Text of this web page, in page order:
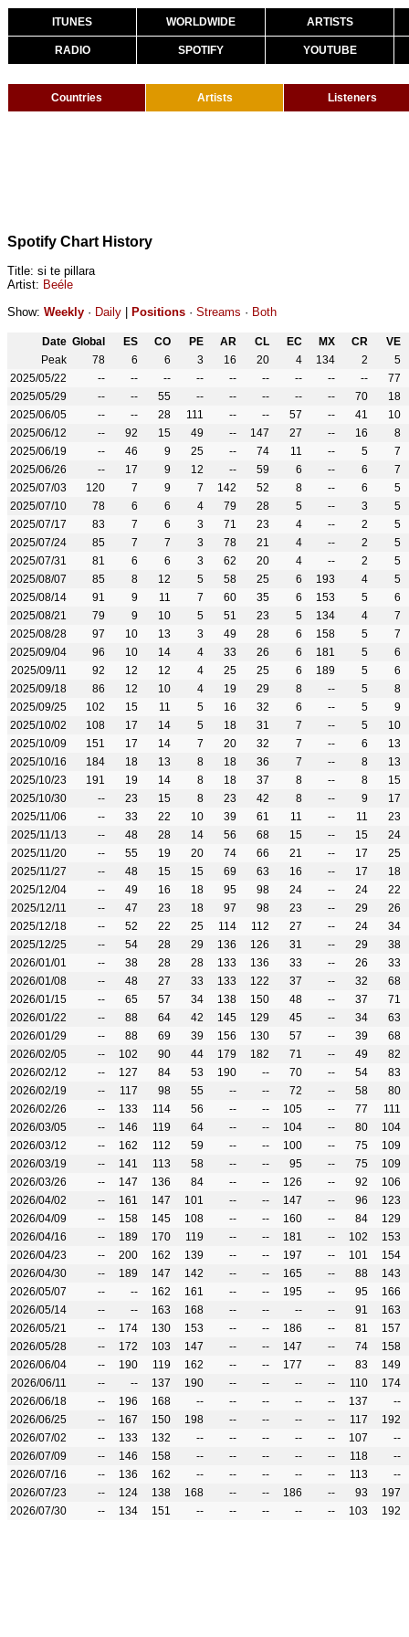
ITUNES WORLDWIDE ARTISTS
RADIO SPOTIFY YOUTUBE
Countries Artists Listeners
Spotify Chart History
Title: si te pillara
Artist: Beéle
Show: Weekly · Daily Positions · Streams · Both
Date Global ES CO PE AR CL EC MX CR
VE
Peak
78 6 6 3 16 20 4 134 2
5
2025/05/22
-- -- -- -- -- -- -- -- --
77
2025/05/29
-- -- 55 -- -- -- -- -- 70
18
2025/06/05
-- -- 28 111 -- -- 57 -- 41
10
2025/06/12
-- 92 15 49 -- 147 27 -- 16
8
2025/06/19
-- 46 9 25 -- 74 11 -- 5
7
2025/06/26
-- 17 9 12 -- 59 6 -- 6
7
2025/07/03
120 7 9 7 142 52 8 -- 6
5
2025/07/10
78 6 6 4 79 28 5 -- 3
5
2025/07/17
83 7 6 3 71 23 4 -- 2
5
2025/07/24
85 7 7 3 78 21 4 -- 2
5
2025/07/31
81 6 6 3 62 20 4 -- 2
5
2025/08/07
85 8 12 5 58 25 6 193 4
5
2025/08/14
91 9 11 7 60 35 6 153 5
6
2025/08/21
79 9 10 5 51 23 5 134 4
7
2025/08/28
97 10 13 3 49 28 6 158 5
7
2025/09/04
96 10 14 4 33 26 6 181 5
6
2025/09/11
92 12 12 4 25 25 6 189 5
6
2025/09/18
86 12 10 4 19 29 8 -- 5
8
2025/09/25
102 15 11 5 16 32 6 -- 5
9
2025/10/02
108 17 14 5 18 31 7 -- 5
10
2025/10/09
151 17 14 7 20 32 7 -- 6
13
2025/10/16
184 18 13 8 18 36 7 -- 8
13
2025/10/23
191 19 14 8 18 37 8 -- 8
15
2025/10/30
-- 23 15 8 23 42 8 -- 9
17
2025/11/06
-- 33 22 10 39 61 11 -- 11
23
2025/11/13
-- 48 28 14 56 68 15 -- 15
24
2025/11/20
-- 55 19 20 74 66 21 -- 17
25
2025/11/27
-- 48 15 15 69 63 16 -- 17
18
2025/12/04
-- 49 16 18 95 98 24 -- 24
22
2025/12/11
-- 47 23 18 97 98 23 -- 29
26
2025/12/18
-- 52 22 25 114 112 27 -- 24
34
2025/12/25
-- 54 28 29 136 126 31 -- 29
38
2026/01/01
-- 38 28 28 133 136 33 -- 26
33
2026/01/08
-- 48 27 33 133 122 37 -- 32
68
2026/01/15
-- 65 57 34 138 150 48 -- 37
71
2026/01/22
-- 88 64 42 145 129 45 -- 34
63
2026/01/29
-- 88 69 39 156 130 57 -- 39
68
2026/02/05
-- 102 90 44 179 182 71 -- 49
82
2026/02/12
-- 127 84 53 190 -- 70 -- 54
83
2026/02/19
-- 117 98 55 -- -- 72 -- 58
80
2026/02/26
-- 133 114 56 -- -- 105 -- 77
111
2026/03/05
-- 146 119 64 -- -- 104 -- 80
104
2026/03/12
-- 162 112 59 -- -- 100 -- 75
109
2026/03/19
-- 141 113 58 -- -- 95 -- 75
109
2026/03/26
-- 147 136 84 -- -- 126 -- 92
106
2026/04/02
-- 161 147 101 -- -- 147 -- 96
123
2026/04/09
-- 158 145 108 -- -- 160 -- 84
129
2026/04/16
-- 189 170 119 -- -- 181 -- 102
153
2026/04/23
-- 200 162 139 -- -- 197 -- 101
154
2026/04/30
-- 189 147 142 -- -- 165 -- 88
143
2026/05/07
-- -- 162 161 -- -- 195 -- 95
166
2026/05/14
-- -- 163 168 -- -- -- -- 91
163
2026/05/21
-- 174 130 153 -- -- 186 -- 81
157
2026/05/28
-- 172 103 147 -- -- 147 -- 74
158
2026/06/04
-- 190 119 162 -- -- 177 -- 83
149
2026/06/11
-- -- 137 190 -- -- -- -- 110
174
2026/06/18
-- 196 168 -- -- -- -- -- 137
--
2026/06/25
-- 167 150 198 -- -- -- -- 117
192
2026/07/02
-- 133 132 -- -- -- -- -- 107
--
2026/07/09
-- 146 158 -- -- -- -- -- 118
--
2026/07/16
-- 136 162 -- -- -- -- -- 113
--
2026/07/23
-- 124 138 168 -- -- 186 -- 93
197
2026/07/30
-- 134 151 -- -- -- -- -- 103 192